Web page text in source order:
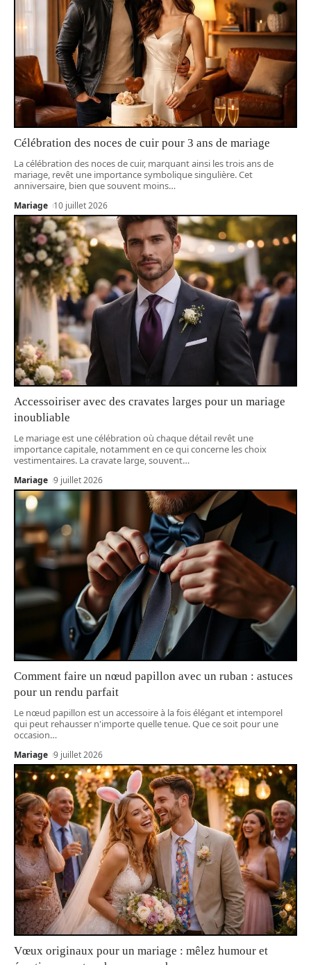
Célébration des noces de cuir pour 3 ans de mariage
La célébration des noces de cuir, marquant ainsi les trois ans de
mariage, revêt une importance symbolique singulière. Cet
anniversaire, bien que souvent moins…
Mariage 10 juillet 2026
Accessoiriser avec des cravates larges pour un mariage
inoubliable
Le mariage est une célébration où chaque détail revêt une
importance capitale, notamment en ce qui concerne les choix
vestimentaires. La cravate large, souvent…
Mariage 9 juillet 2026
Comment faire un nœud papillon avec un ruban : astuces
pour un rendu parfait
Le nœud papillon est un accessoire à la fois élégant et intemporel
qui peut rehausser n'importe quelle tenue. Que ce soit pour une
occasion…
Mariage 9 juillet 2026
Vœux originaux pour un mariage : mêlez humour et